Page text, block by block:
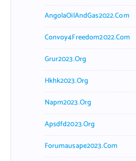
AngolaOilAndGas2022.com
Convoy4Freedom2022.com
Grur2023.org
Hkhk2023.org
Napm2023.org
Apsdfd2023.org
Forumausape2023.com